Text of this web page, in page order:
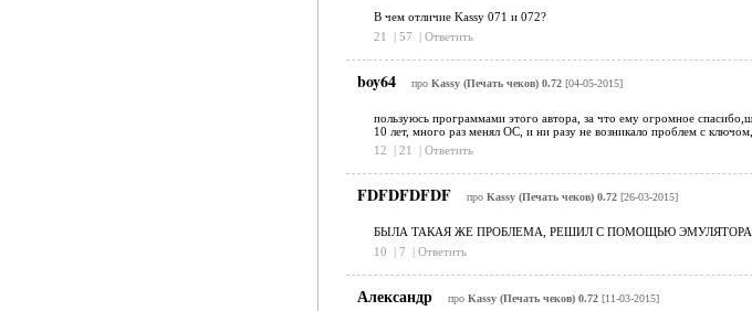
В чем отличие Kassy 071 и 072?
21
| 57 | Ответить
boy64 про Kassy (Печать чеков) 0.72[04-05-2015]
пользуюсь программами этого автора, за что ему огромное
10 лет, много раз менял ОС, и ни разу не возникало проблем с
12
| 21 | Ответить
FDFDFDFDF про Kassy (Печать чеков) 0.72[26-03-2015]
БЫЛА ТАКАЯ ЖЕ ПРОБЛЕМА, РЕШИЛ С ПОМОЩЬЮ ЭМУЛЯТОРА
10
| 7 | Ответить
Александр про Kassy (Печать чеков) 0.72[11-03-2015]